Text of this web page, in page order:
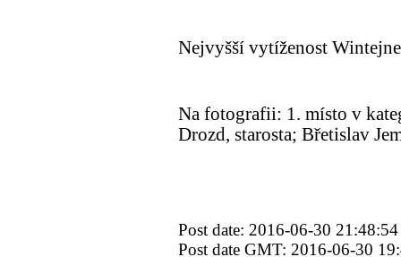
Nejvyšší vytíženost
Na fotografii: 1. místo v
Drozd, starosta; Břetislav
Post date: 2016-06-30 21:48:54
Post date GMT: 2016-06-30